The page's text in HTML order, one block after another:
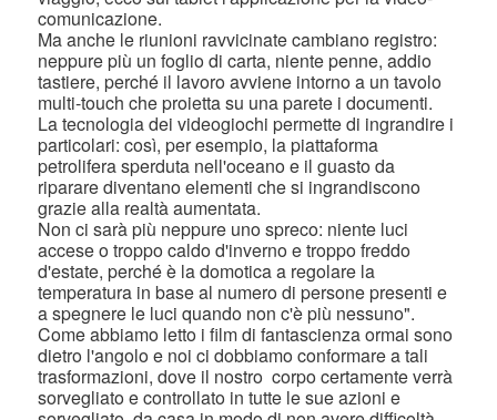
comunicazione.
Ma anche le riunioni ravvicinate cambiano registro:
neppure più un foglio di carta, niente penne, addio
tastiere, perché il lavoro avviene intorno a un tavolo
multi-touch che proietta su una parete i documenti.
La tecnologia dei videogiochi permette di ingrandire i
particolari: così, per esempio, la piattaforma
petrolifera sperduta nell'oceano e il guasto da
riparare diventano elementi che si ingrandiscono
grazie alla realtà aumentata.
Non ci sarà più neppure uno spreco: niente luci
accese o troppo caldo d'inverno e troppo freddo
d'estate, perché è la domotica a regolare la
temperatura in base al numero di persone presenti e
a spegnere le luci quando non c'è più nessuno".
Come abbiamo letto i film di fantascienza ormai sono
dietro l'angolo e noi ci dobbiamo conformare a tali
trasformazioni, dove il nostro corpo certamente verrà
sorvegliato e controllato in tutte le sue azioni e